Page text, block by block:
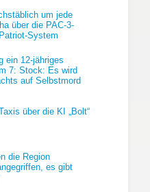
um jede
über die PAC-3-
System
ein 12-jähriges
7: Stock: Es wird
auf Selbstmord
über die KI „Bolt“
die Region
es gibt